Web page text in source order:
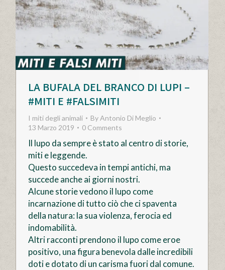
LA BUFALA DEL BRANCO DI LUPI –
#MITI E #FALSIMITI
I miti degli animali ByAntonio Di Meglio
13 Marzo 2019
0 Comments
Il lupo da sempre è stato al centro di storie,
miti e leggende.
Questo succedeva in tempi antichi, ma
succede anche ai giorni nostri.
Alcune storie vedono il lupo come
incarnazione di tutto ciò che ci spaventa
della natura: la sua violenza, ferocia ed
indomabilità.
Altri racconti prendono il lupo come eroe
positivo, una figura benevola dalle incredibili
doti e dotato di un carisma fuori dal comune.